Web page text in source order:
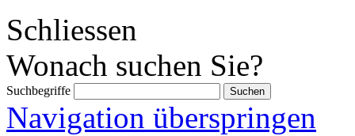
Schliessen
Wonach suchen Sie?
Suchbegriffe
Navigation überspringen